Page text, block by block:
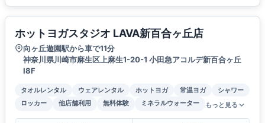
ホットヨガスタジオ LAVA新百合ヶ丘店
向ヶ丘遊園駅から車で11分
神奈川県川崎市麻生区上麻生1-20-1 小田急アコルデ新百合ヶ丘
Ⅰ8F
タオルレンタル ウェアレンタル ホットヨガ 常温ヨガ
シャワー
ロッカー
他店舗利用 無料体験 ミネラルウォーター もっと見る